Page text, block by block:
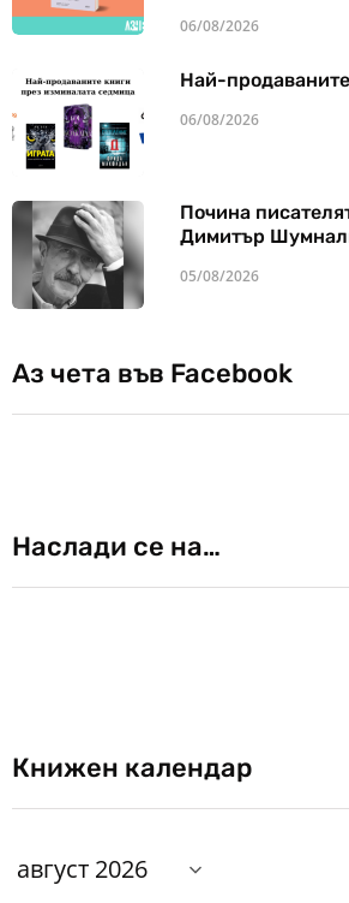
06/08/2026
Най-
06/08/2026
Почина
Димитър
05/08/2026
Аз чета във Facebook
Наслади се на…
Книжен календар